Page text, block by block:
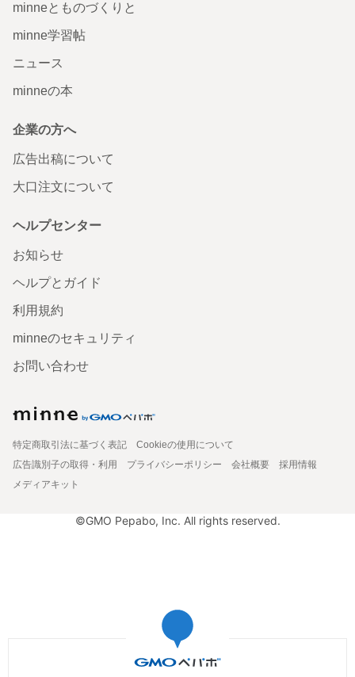
minneとものづくりと
minne学習帖
ニュース
minneの本
企業の方へ
広告出稿について
大口注文について
ヘルプセンター
お知らせ
ヘルプとガイド
利用規約
minneのセキュリティ
お問い合わせ
特定商取引法に基づく表記
Cookieの使用について
広告識別子の取得・利用
プライバシーポリシー 会社概要
採用情報
メディアキット
©GMO Pepabo, Inc. All rights reserved.